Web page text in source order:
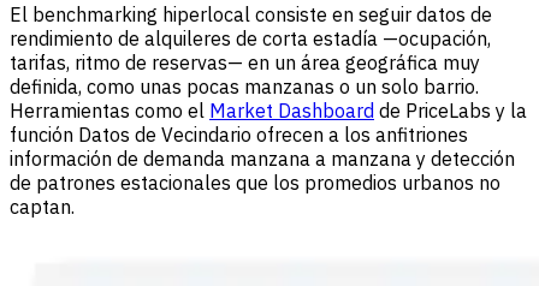
El benchmarking hiperlocal consiste en seguir datos de
rendimiento de alquileres de corta estadía —ocupación,
tarifas, ritmo de reservas— en un área geográfica muy
definida, como unas pocas manzanas o un solo barrio.
Herramientas como el Market Dashboard de PriceLabs y la
función Datos de Vecindario ofrecen a los anfitriones
información de demanda manzana a manzana y detección
de patrones estacionales que los promedios urbanos no
captan.